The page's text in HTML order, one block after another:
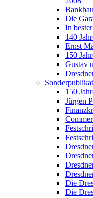
Die
In
140
Ernst
150
Gustav
150
Jürgen
Die
Die